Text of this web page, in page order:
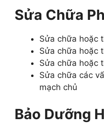
Sửa Chữa
Sửa chữa hoặc
Sửa chữa hoặc
Sửa chữa hoặc
Sửa chữa các
mạch chủ
Bảo Dưỡng